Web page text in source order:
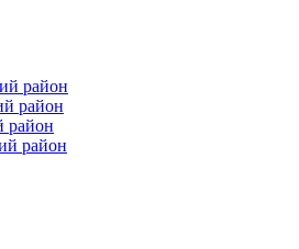
район
район
район
район